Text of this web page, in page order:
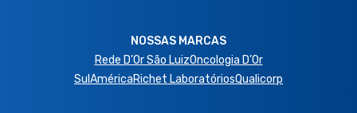
NOSSAS MARCAS
Rede D'Or São LuizOncologia D’Or
SulAméricaRichet LaboratóriosQualicorp